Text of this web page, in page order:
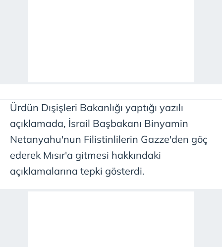
Ürdün Dışişleri Bakanlığı yaptığı yazılı
açıklamada, İsrail Başbakanı Binyamin
Netanyahu'nun Filistinlilerin Gazze'den göç
ederek Mısır'a gitmesi hakkındaki
açıklamalarına tepki gösterdi.